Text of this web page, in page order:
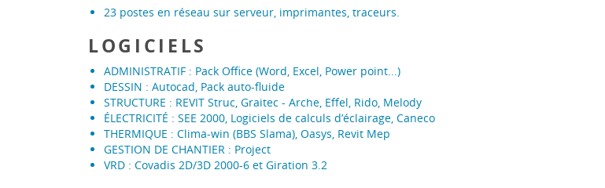
23 postes en réseau sur serveur, imprimantes, traceurs.
LOGICIELS
ADMINISTRATIF : Pack Office (Word, Excel, Power point...)
DESSIN : Autocad, Pack auto-fluide
STRUCTURE : REVIT Struc, Graitec - Arche, Effel, Rido, Melody
ÉLECTRICITÉ : SEE 2000, Logiciels de calculs d’éclairage, Caneco
THERMIQUE : Clima-win (BBS Slama), Oasys, Revit Mep
GESTION DE CHANTIER : Project
VRD : Covadis 2D/3D 2000-6 et Giration 3.2